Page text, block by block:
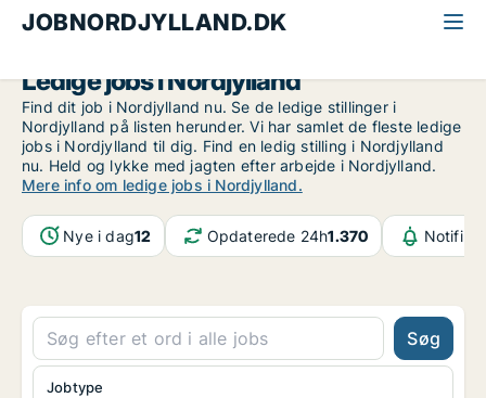
JOBNORDJYLLAND.DK
Ledige jobs i Nordjylland
Find dit job i Nordjylland nu. Se de ledige stillinger i
Nordjylland på listen herunder. Vi har samlet de fleste ledige
jobs i Nordjylland til dig. Find en ledig stilling i Nordjylland
nu. Held og lykke med jagten efter arbejde i Nordjylland.
Mere info om ledige jobs i Nordjylland.
Nye i dag12 Opdaterede 24h1.370
Søg
Jobtype